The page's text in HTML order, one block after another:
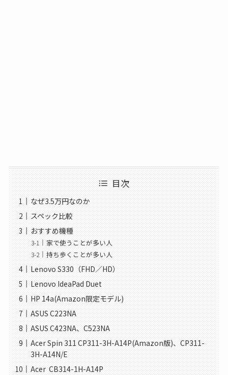
目次
なぜ3.5万円なのか
スペック比較
おすすめ機種
家で使うことが多い人
持ち歩くことが多い人
Lenovo S330（FHD／HD）
Lenovo IdeaPad Duet
HP 14a(Amazon限定モデル)
ASUS C223NA
ASUS C423NA、C523NA
Acer Spin 311 CP311-3H-A14P(Amazon版)、CP311-
3H-A14N/E
Acer CB314-1H-A14P